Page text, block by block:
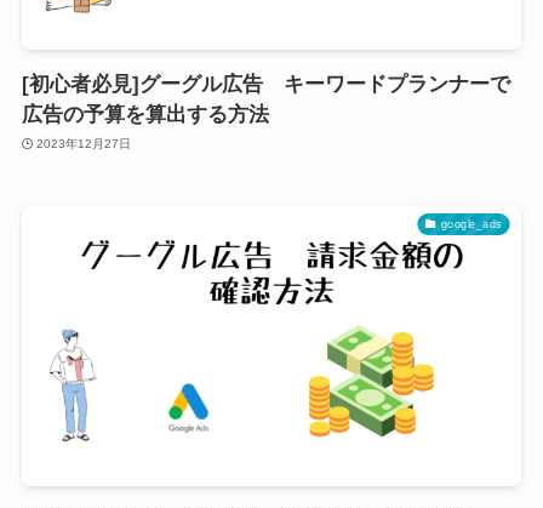
[初心者必見]グーグル広告 キーワードプランナーで
広告の予算を算出する方法
2023年12月27日
google_ads